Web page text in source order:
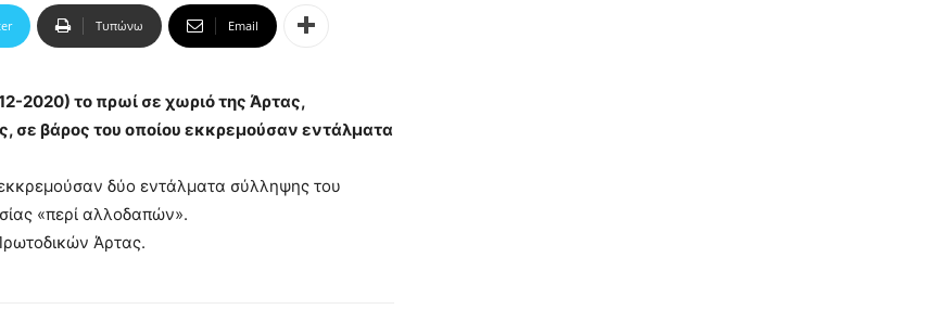
Τυπώνω Email
2020) το πρωί σε χωριό της Άρτας,
σε βάρος του οποίου εκκρεμούσαν εντάλματα
δύο εντάλματα σύλληψης του
«περί αλλοδαπών».
Άρτας.